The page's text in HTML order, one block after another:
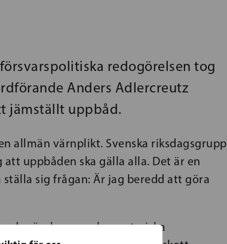
redogörelsen tog
Anders Adlercreutz
jämställt uppbåd.
allmän värnplikt. Svenska
uppbåden ska gälla alla. Det är en
sig frågan: Är jag beredd att göra
parlamentariska